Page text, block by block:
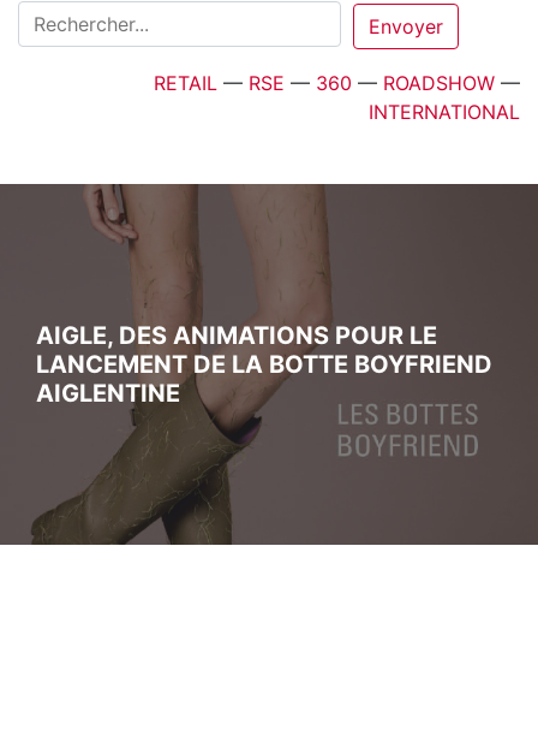
RETAIL — RSE — 360 — ROADSHOW —
INTERNATIONAL
AIGLE, DES ANIMATIONS POUR LE
LANCEMENT DE LA BOTTE BOYFRIEND
AIGLENTINE